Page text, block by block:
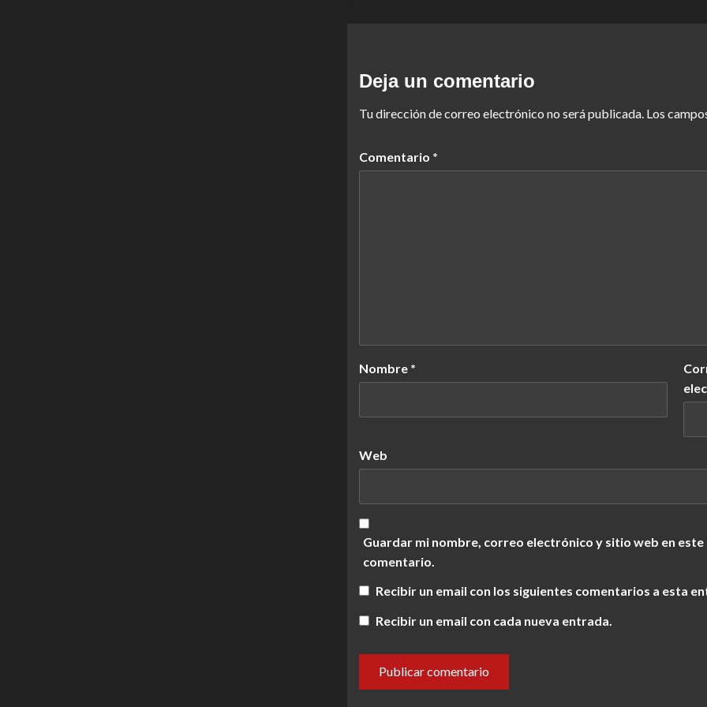
Deja un comentario
Tu dirección de correo electrónico no será publicada. Los
Comentario *
Nombre *
Web
Guardar mi nombre, correo electrónico y sitio web en
comentario.
Recibir un email con los siguientes comentarios a esta
Recibir un email con cada nueva entrada.